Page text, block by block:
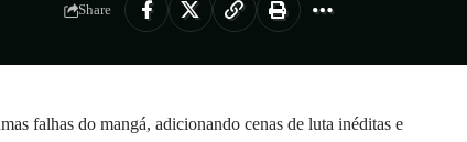
Share
falhas do mangá, adicionando cenas de luta inéditas e